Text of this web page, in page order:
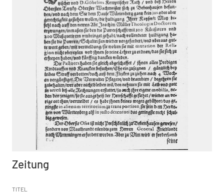
Zeitung
TITEL